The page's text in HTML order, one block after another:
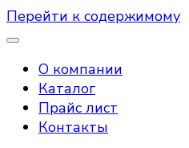
Перейти к содержимому
О компании
Каталог
Прайс лист
Контакты